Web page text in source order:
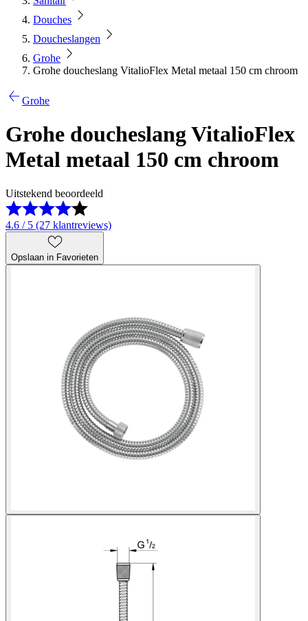
Douches
Doucheslangen
Grohe
Grohe doucheslang VitalioFlex Metal metaal 150 cm chroom
Grohe
Grohe doucheslang VitalioFlex
Metal metaal 150 cm chroom
Uitstekend beoordeeld
4.6 / 5 (27 klantreviews)
Opslaan in Favorieten